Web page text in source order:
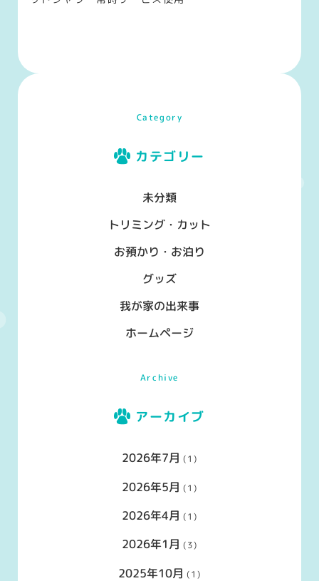
Category
カテゴリー
未分類
トリミング・カット
お預かり・お泊り
グッズ
我が家の出来事
ホームページ
Archive
アーカイブ
2026年7月 (1)
2026年5月 (1)
2026年4月 (1)
2026年1月 (3)
2025年10月 (1)